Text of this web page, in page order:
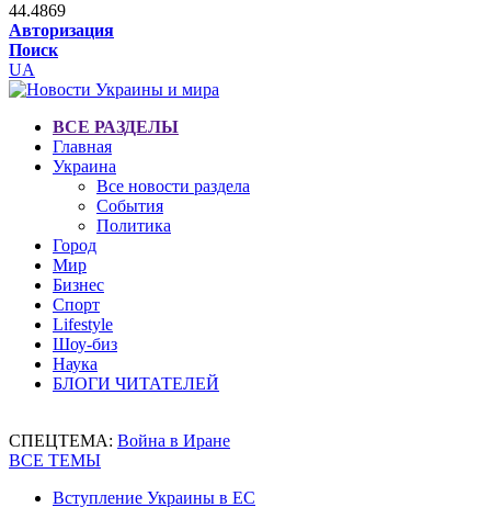
44.4869
Авторизация
Поиск
UA
ВСЕ РАЗДЕЛЫ
Главная
Украина
Все новости раздела
События
Политика
Город
Мир
Бизнес
Спорт
Lifestyle
Шоу-биз
Наука
БЛОГИ ЧИТАТЕЛЕЙ
СПЕЦТЕМА: Война в Иране
ВСЕ ТЕМЫ
Вступление Украины в ЕС